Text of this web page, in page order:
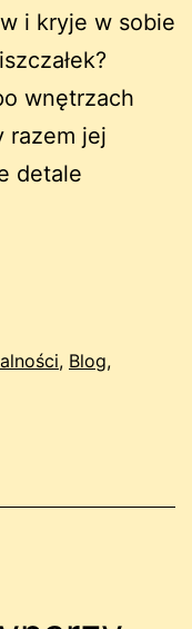
i kryje w sobie
wnętrzach
razem jej
detale
, Blog,